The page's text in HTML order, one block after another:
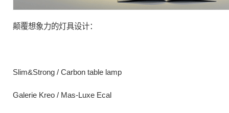
颠覆想象力的灯具设计：
Slim&Strong / Carbon table lamp
Galerie Kreo / Mas-Luxe Ecal